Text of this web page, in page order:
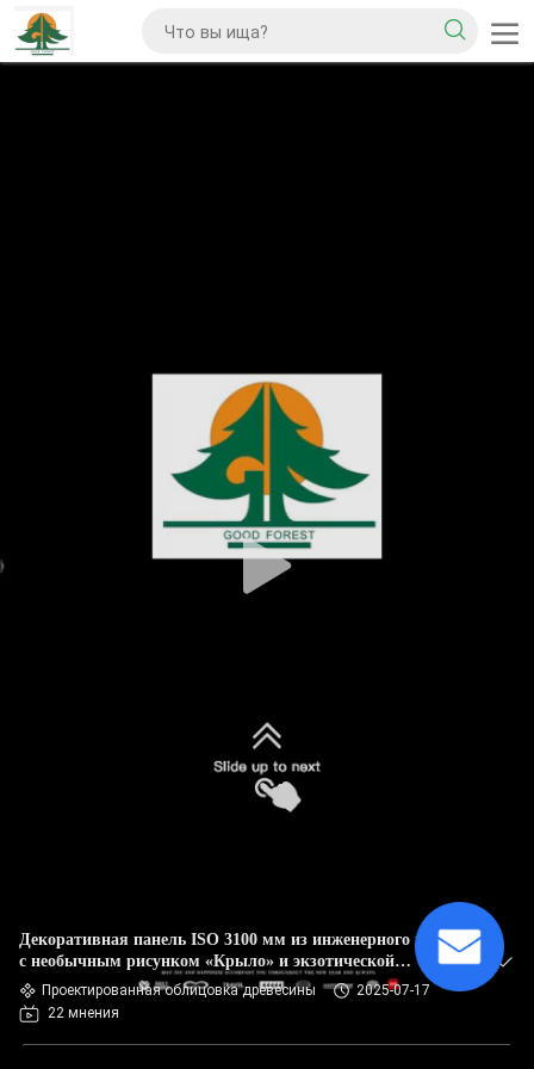
Декоративная панель ISO 3100 мм из инженерного шпона
с необычным рисунком «Крыло» и экзотической
текстурой, серого цвета GW-X0123/X0133
Проектированная облицовка древесины
2025-07-17
22 мнения